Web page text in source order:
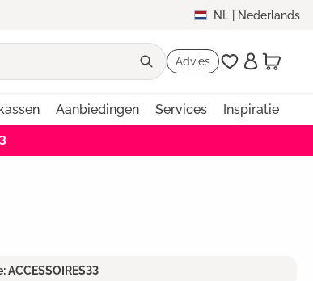
NL | Nederlands
Advies
Aanbiedingen Services Inspiratie
ACCESSOIRES33